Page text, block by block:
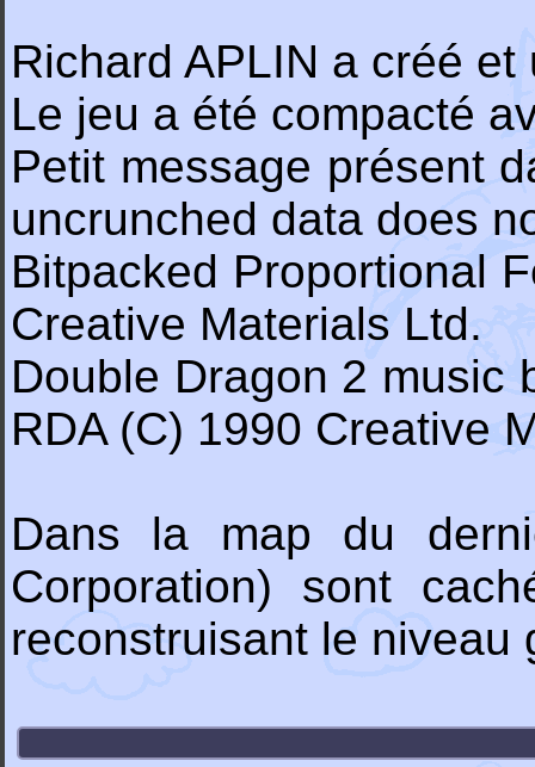
Richard APLIN a créé
Le jeu a été compacté
Petit message présent
uncrunched data does
Bitpacked Proportional
Creative Materials Ltd.
Double Dragon 2 music
RDA (C) 1990 Creative
Dans la map du
Corporation) sont
reconstruisant le niveau